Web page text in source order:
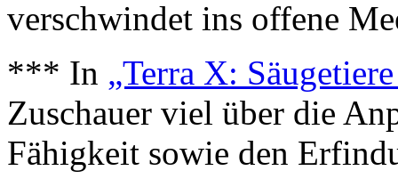
verschwindet ins offene
*** In „Terra X:
Zuschauer viel über die
Fähigkeit sowie den